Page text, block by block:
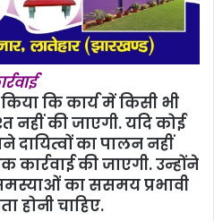
कि कार्य में किसी भी
नहीं की जाएगी. यदि कोई
दायित्वों का पालन नहीं
की जाएगी. उन्होंने
का ससमय प्रभावी
होनी चाहिए.